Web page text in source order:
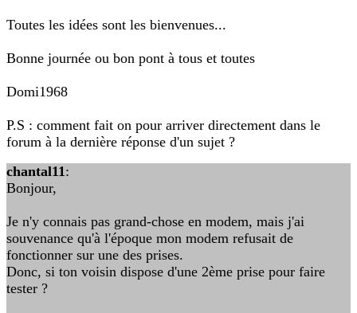
Toutes les idées sont les bienvenues...
Bonne journée ou bon pont à tous et toutes
Domi1968
P.S : comment fait on pour arriver directement dans le
forum à la dernière réponse d'un sujet ?
chantal11:
Bonjour,
Je n'y connais pas grand-chose en modem, mais j'ai
souvenance qu'à l'époque mon modem refusait de
fonctionner sur une des prises.
Donc, si ton voisin dispose d'une 2ème prise pour faire
tester ?